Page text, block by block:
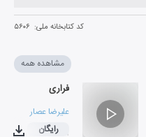
کد کتابخانه ملی: ۵۶۰۶
مشاهده همه
فراری
علیرضا عصار
۰۳:۳۹
رایگان